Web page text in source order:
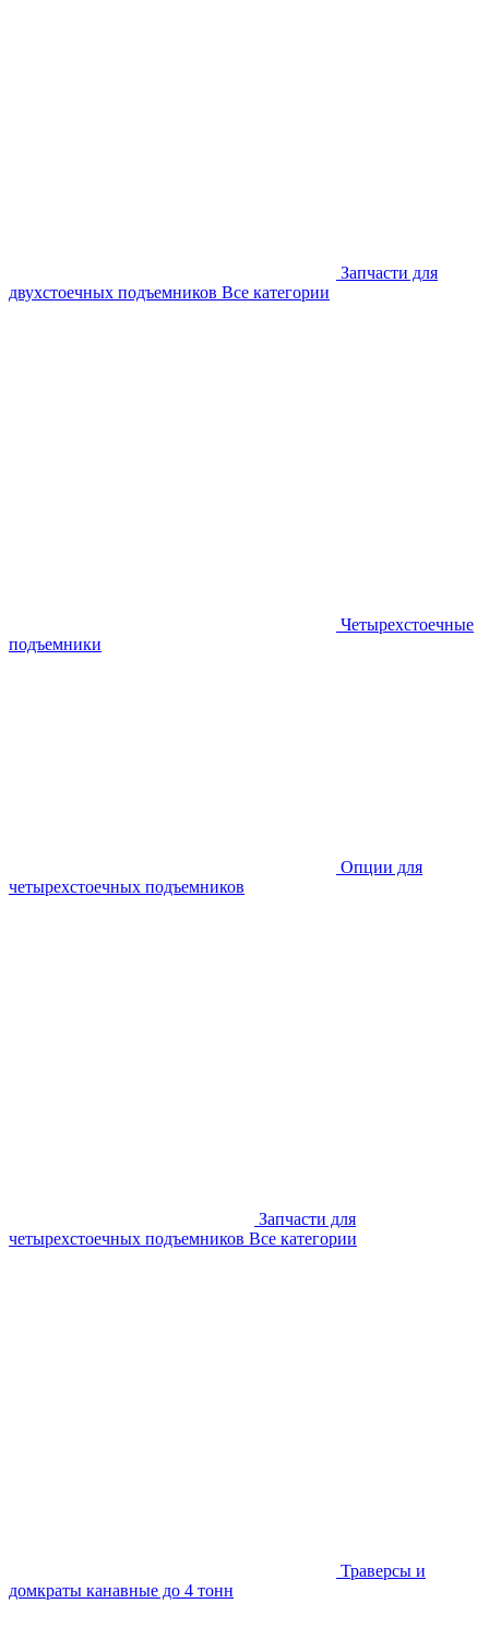
Запчасти для
двухстоечных подъемников Все категории
Четырехстоечные
подъемники
Опции для
четырехстоечных подъемников
Запчасти для
четырехстоечных подъемников Все категории
Траверсы и
домкраты канавные до 4 тонн